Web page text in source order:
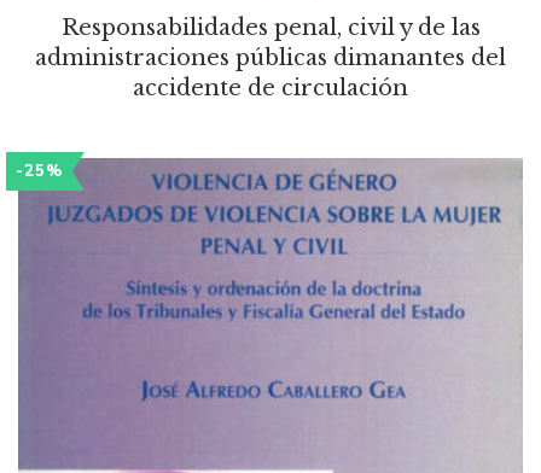
Responsabilidades penal, civil y de las
administraciones públicas dimanantes del
accidente de circulación
precio
original
$262,02.
precio
actual
$183,41.
-25%